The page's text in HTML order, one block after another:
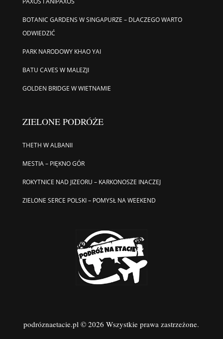
BOTANIC GARDENS W SINGAPURZE – DLACZEGO WARTO
ODWIEDZIĆ
PARK NARODOWY KHAO YAI
BATU CAVES W MALEZJI
GOLDEN BRIDGE W WIETNAMIE
ZIELONE PODRÓŻE
THETH W ALBANII
MESTIA – PIĘKNO GÓR
ROKYTNICE NAD JIZEORU – KARKONOSZE INACZEJ
ZIELONE SERCE POLSKI – POMYSŁ NA WEEKEND
podróznaetacie.pl © 2026 Wszystkie prawa zastrzeżone.